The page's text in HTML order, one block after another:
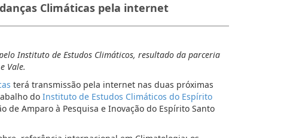
Climáticas pela internet
Instituto de Estudos Climáticos, resultado da parceria
Vale.
terá transmissão pela internet nas duas próximas
do Instituto de Estudos Climáticos do Espírito
Amparo à Pesquisa e Inovação do Espírito Santo